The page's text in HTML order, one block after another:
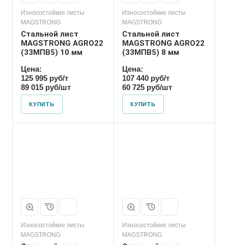
Износостойкие листы
MAGSTRONG
Стальной лист
MAGSTRONG AGRO22
(33MПВ5) 10 мм
Цена:
125 995 руб/т
89 015 руб/шт
КУПИТЬ
Износостойкие листы
MAGSTRONG
Стальной лист
MAGSTRONG AGRO22
(33MПВ5) 8 мм
Цена:
107 440 руб/т
60 725 руб/шт
КУПИТЬ
Износостойкие листы
MAGSTRONG
Износостойкие листы
MAGSTRONG